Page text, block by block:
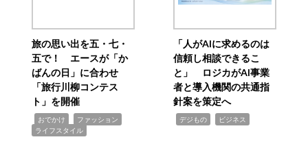
旅の思い出を五・七・
五で！ エースが「か
ばんの日」に合わせ
「旅行川柳コンテス
ト」を開催
おでかけ ファッション
ライフスタイル
「人がAIに求めるのは
信頼し相談できるこ
と」 ロジカがAI事業
者と導入機関の共通指
針案を策定へ
デジもの ビジネス